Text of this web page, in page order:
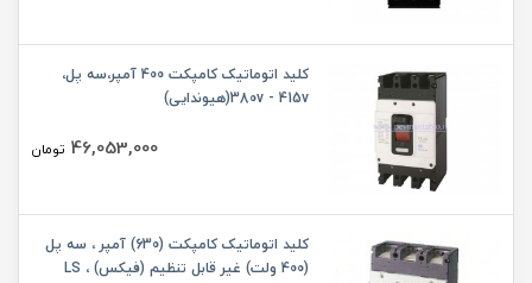
کلید اتوماتیک کامپکت 400 آمپر،سه پل،
380v - 415v(هیوندایی)
46,053,000 تومان
کلید اتوماتیک کامپکت (630) آمپر ، سه پل
(400 ولت) غیر قابل تنظیم (فیکس) ، LS